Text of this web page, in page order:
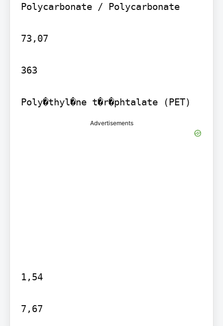
Polycarbonate / Polycarbonate
73,07
363
Poly�thyl�ne t�r�phtalate (PET)
Advertisements
1,54
7,67